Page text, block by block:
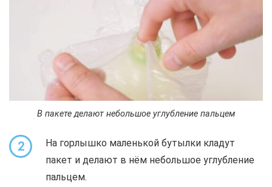
В пакете делают небольшое углубление пальцем
2
На горлышко маленькой бутылки кладут
пакет и делают в нём небольшое углубление
пальцем.